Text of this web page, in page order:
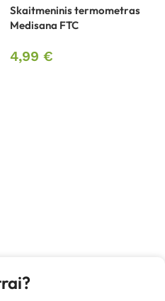
Skaitmeninis termometras
Medisana FTC
4,99 €